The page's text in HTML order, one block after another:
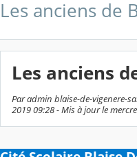
Les anciens de
Les anciens
Par admin blaise-de-vigenere-
2019 09:28 - Mis à jour le